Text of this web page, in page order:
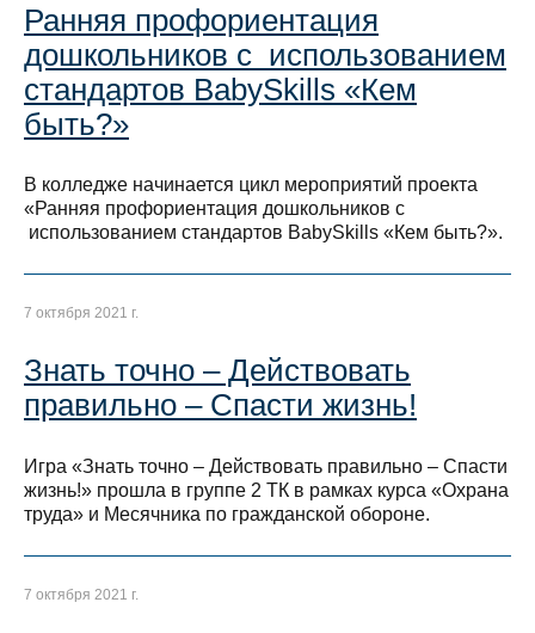
Ранняя профориентация
дошкольников с использованием
стандартов BabySkills «Кем
быть?»
В колледже начинается цикл мероприятий проекта
«Ранняя профориентация дошкольников с
использованием стандартов BabySkills «Кем быть?».
7 октября 2021 г.
Знать точно – Действовать
правильно – Спасти жизнь!
Игра «Знать точно – Действовать правильно – Спасти
жизнь!» прошла в группе 2 ТК в рамках курса «Охрана
труда» и Месячника по гражданской обороне.
7 октября 2021 г.